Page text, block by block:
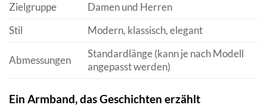
Zielgruppe
Damen und Herren
Stil
Modern, klassisch, elegant
Abmessungen
Standardlänge (kann je nach Modell
angepasst werden)
Ein Armband, das Geschichten erzählt